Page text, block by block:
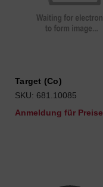
Target (Co)
SKU: 681.10085
Anmeldung für Preise